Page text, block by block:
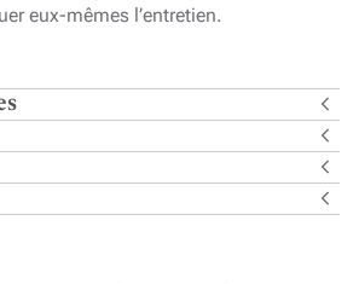
eux-mêmes l’entretien.